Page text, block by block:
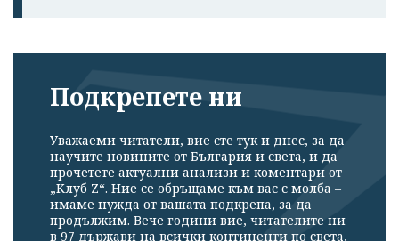
Подкрепете ни
Уважаеми читатели, вие сте тук и днес, за да
научите новините от България и света, и да
прочетете актуални анализи и коментари от
„Клуб Z“. Ние се обръщаме към вас с молба –
имаме нужда от вашата подкрепа, за да
продължим. Вече години вие, читателите ни
в 97 държави на всички континенти по света,